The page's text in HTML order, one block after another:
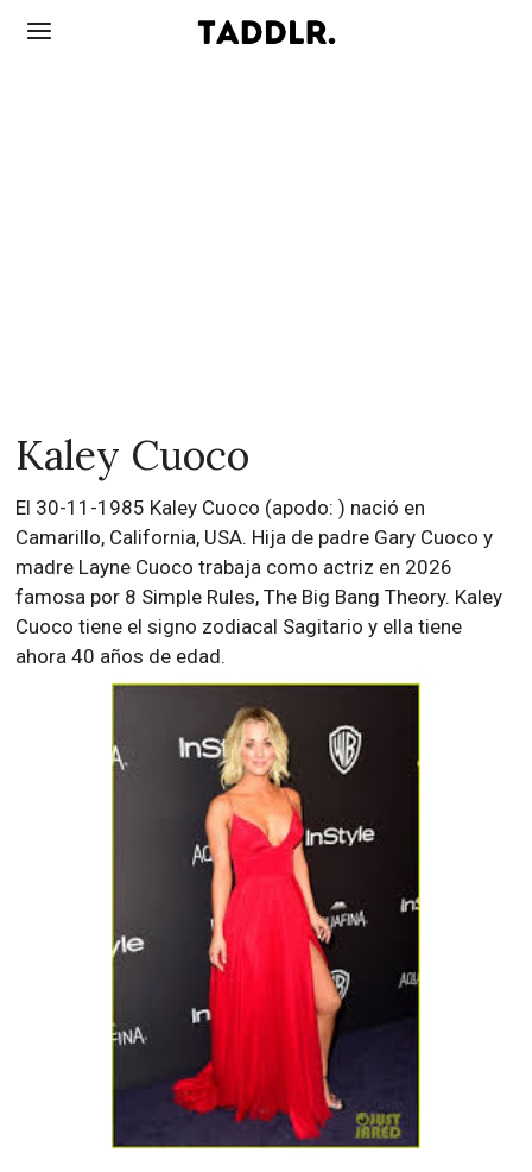
Kaley Cuoco
El 30-11-1985 Kaley Cuoco (apodo: ) nació en
Camarillo, California, USA. Hija de padre Gary Cuoco y
madre Layne Cuoco trabaja como actriz en 2026
famosa por 8 Simple Rules, The Big Bang Theory. Kaley
Cuoco tiene el signo zodiacal Sagitario y ella tiene
ahora 40 años de edad.